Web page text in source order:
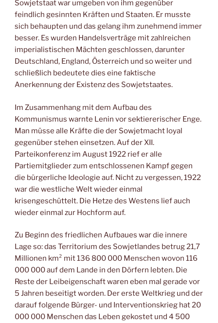
Sowjetstaat war umgeben von ihm gegenüber
feindlich gesinnten Kräften und Staaten. Er musste
sich behaupten und das gelang ihm zunehmend immer
besser. Es wurden Handelsverträge mit zahlreichen
imperialistischen Mächten geschlossen, darunter
Deutschland, England, Österreich und so weiter und
schließlich bedeutete dies eine faktische
Anerkennung der Existenz des Sowjetstaates.
Im Zusammenhang mit dem Aufbau des
Kommunismus warnte Lenin vor sektiererischer Enge.
Man müsse alle Kräfte die der Sowjetmacht loyal
gegenüber stehen einsetzen. Auf der XII.
Parteikonferenz im August 1922 rief er alle
Partiemitglieder zum entschlossenen Kampf gegen
die bürgerliche Ideologie auf. Nicht zu vergessen, 1922
war die westliche Welt wieder einmal
krisengeschüttelt. Die Hetze des Westens lief auch
wieder einmal zur Hochform auf.
Zu Beginn des friedlichen Aufbaues war die innere
Lage so: das Territorium des Sowjetlandes betrug 21,7
Millionen km² mit 136 800 000 Menschen wovon 116
000 000 auf dem Lande in den Dörfern lebten. Die
Reste der Leibeigenschaft waren eben mal gerade vor
5 Jahren beseitigt worden. Der erste Weltkrieg und der
darauf folgende Bürger- und Interventionskrieg hat 20
000 000 Menschen das Leben gekostet und 4 500